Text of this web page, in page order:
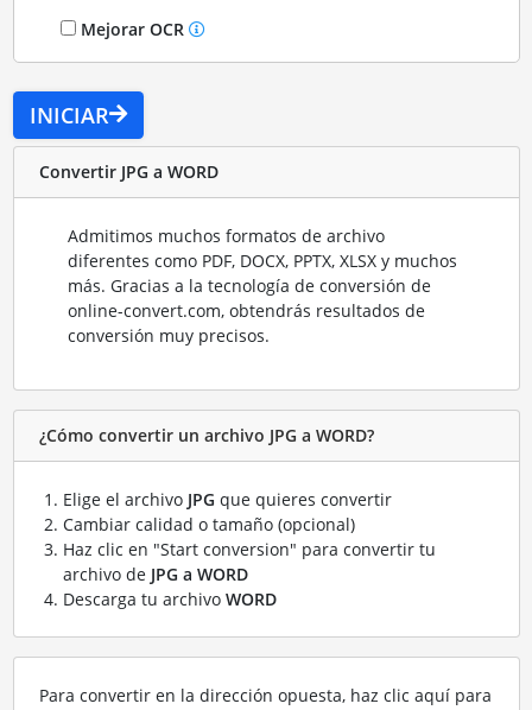
Mejorar OCR
INICIAR
Convertir JPG a WORD
Admitimos muchos formatos de archivo
diferentes como PDF, DOCX, PPTX, XLSX y muchos
más. Gracias a la tecnología de conversión de
online-convert.com, obtendrás resultados de
conversión muy precisos.
¿Cómo convertir un archivo JPG a WORD?
Elige el archivo JPG que quieres convertir
Cambiar calidad o tamaño (opcional)
Haz clic en "Start conversion" para convertir tu
archivo de JPG a WORD
Descarga tu archivo WORD
Para convertir en la dirección opuesta, haz clic aquí para